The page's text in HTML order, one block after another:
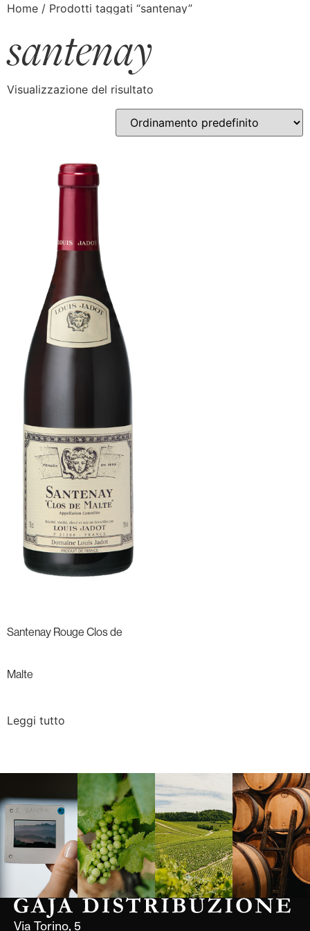
Home / Prodotti taggati “santenay”
santenay
Visualizzazione del risultato
Santenay Rouge Clos de
Malte
Leggi tutto
Langa, 1977 Borgogna,
Francia
Borgogna,
Francia
Instagram
Via Torino, 5